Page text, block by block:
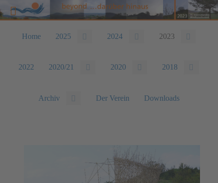
Home 2025 2024 2023
2022 2020/21 2020 2018
Archiv Der Verein Downloads